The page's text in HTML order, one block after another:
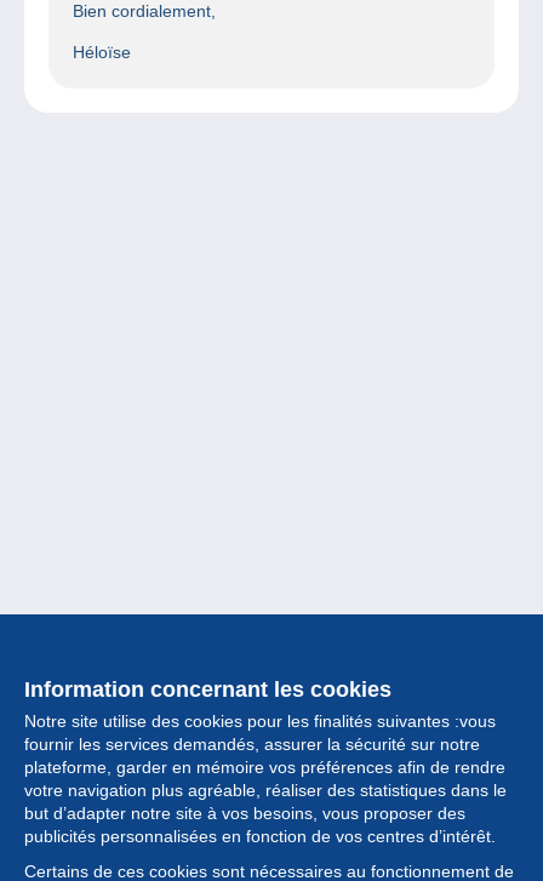
Bien cordialement,
Héloïse
Information concernant les cookies
Notre site utilise des cookies pour les finalités suivantes :vous
fournir les services demandés, assurer la sécurité sur notre
plateforme, garder en mémoire vos préférences afin de rendre
votre navigation plus agréable, réaliser des statistiques dans le
but d’adapter notre site à vos besoins, vous proposer des
publicités personnalisées en fonction de vos centres d’intérêt.
Certains de ces cookies sont nécessaires au fonctionnement de
Collection